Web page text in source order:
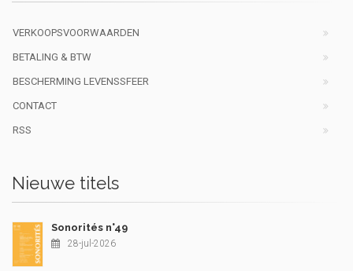
VERKOOPSVOORWAARDEN
BETALING & BTW
BESCHERMING LEVENSSFEER
CONTACT
RSS
Nieuwe titels
Sonorités n°49
28-jul-2026